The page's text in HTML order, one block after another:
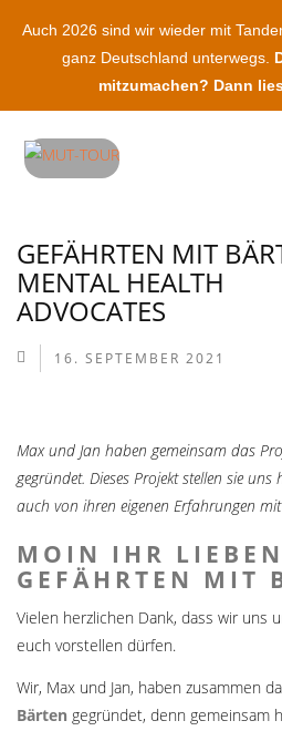
GEFÄHRTEN MIT
MENTAL HEALTH
ADVOCATES
16. SEPTEMBER 2021
Max und Jan haben gemeinsam das
gegründet. Dieses Projekt stellen sie
auch von ihren eigenen Erfahrungen
MOIN IHR
GEFÄHRTEN MIT
Vielen herzlichen Dank, dass wir uns
euch vorstellen dürfen.
Wir, Max und Jan, haben zusammen
Bärten gegründet, denn gemeinsam
Auch 2026 sind wir wieder mit
ganz Deutschland unterwegs.
mitzumachen? Dann